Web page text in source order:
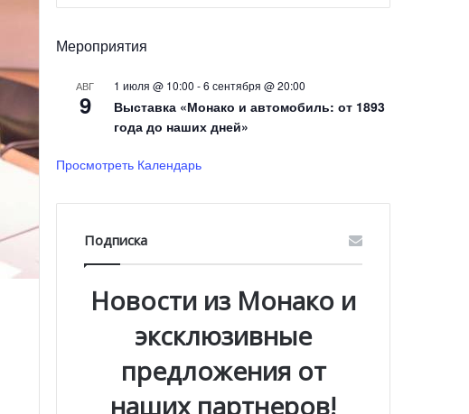
Мероприятия
АВГ
9
1 июля @ 10:00 -6 сентября @ 20:00
Выставка «Монако и автомобиль: от 1893
года до наших дней»
Просмотреть Календарь
Подписка
Новости из Монако и
эксклюзивные
предложения от
наших партнеров!